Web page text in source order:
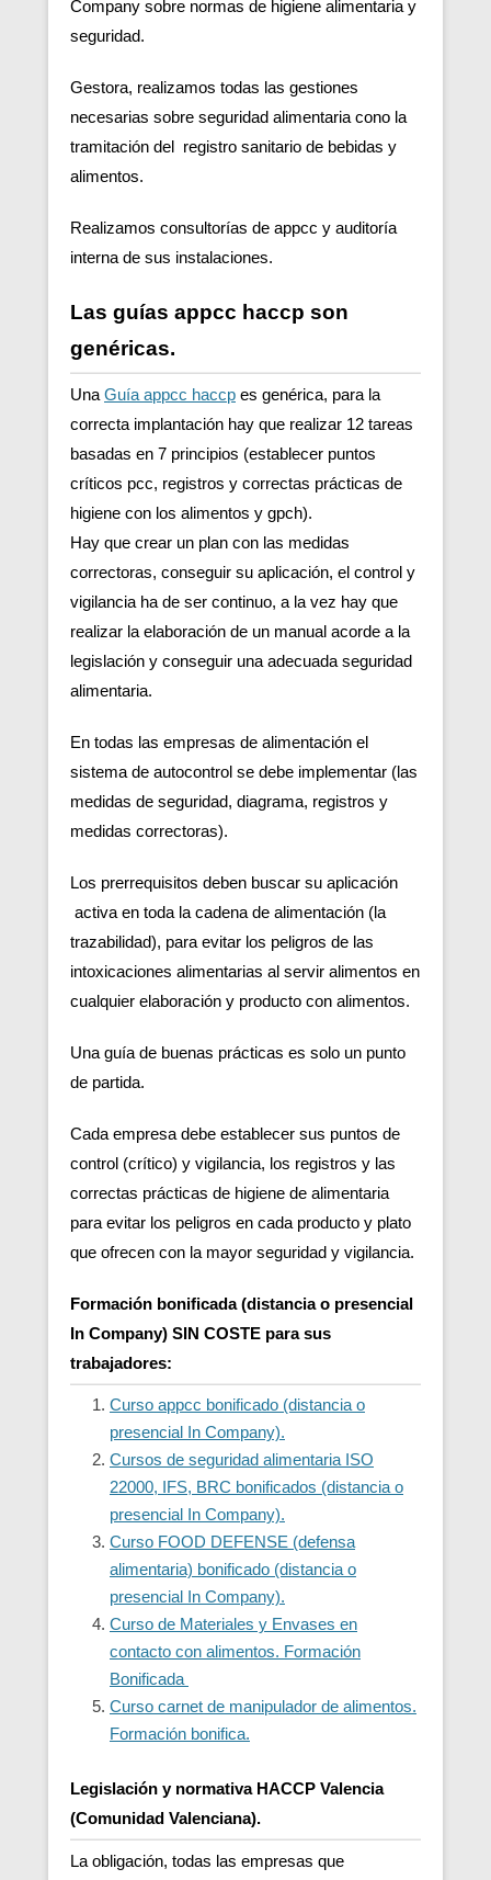
Company sobre normas de higiene alimentaria y
seguridad.
Gestora, realizamos todas las gestiones
necesarias sobre seguridad alimentaria cono la
tramitación del registro sanitario de bebidas y
alimentos.
Realizamos consultorías de appcc y auditoría
interna de sus instalaciones.
Las guías appcc haccp son
genéricas.
Una Guía appcc haccp es genérica, para la
correcta implantación hay que realizar 12 tareas
basadas en 7 principios (establecer puntos
críticos pcc, registros y correctas prácticas de
higiene con los alimentos y gpch).
Hay que crear un plan con las medidas
correctoras, conseguir su aplicación, el control y
vigilancia ha de ser continuo, a la vez hay que
realizar la elaboración de un manual acorde a la
legislación y conseguir una adecuada seguridad
alimentaria.
En todas las empresas de alimentación el
sistema de autocontrol se debe implementar (las
medidas de seguridad, diagrama, registros y
medidas correctoras).
Los prerrequisitos deben buscar su aplicación
activa en toda la cadena de alimentación (la
trazabilidad), para evitar los peligros de las
intoxicaciones alimentarias al servir alimentos en
cualquier elaboración y producto con alimentos.
Una guía de buenas prácticas es solo un punto
de partida.
Cada empresa debe establecer sus puntos de
control (crítico) y vigilancia, los registros y las
correctas prácticas de higiene de alimentaria
para evitar los peligros en cada producto y plato
que ofrecen con la mayor seguridad y vigilancia.
Formación bonificada (distancia o presencial
In Company) SIN COSTE para sus
trabajadores:
Curso appcc bonificado (distancia o
presencial In Company).
Cursos de seguridad alimentaria ISO
22000, IFS, BRC bonificados (distancia o
presencial In Company).
Curso FOOD DEFENSE (defensa
alimentaria) bonificado (distancia o
presencial In Company).
Curso de Materiales y Envases en
contacto con alimentos. Formación
Bonificada
Curso carnet de manipulador de alimentos.
Formación bonifica.
Legislación y normativa HACCP Valencia
(Comunidad Valenciana).
La obligación, todas las empresas que